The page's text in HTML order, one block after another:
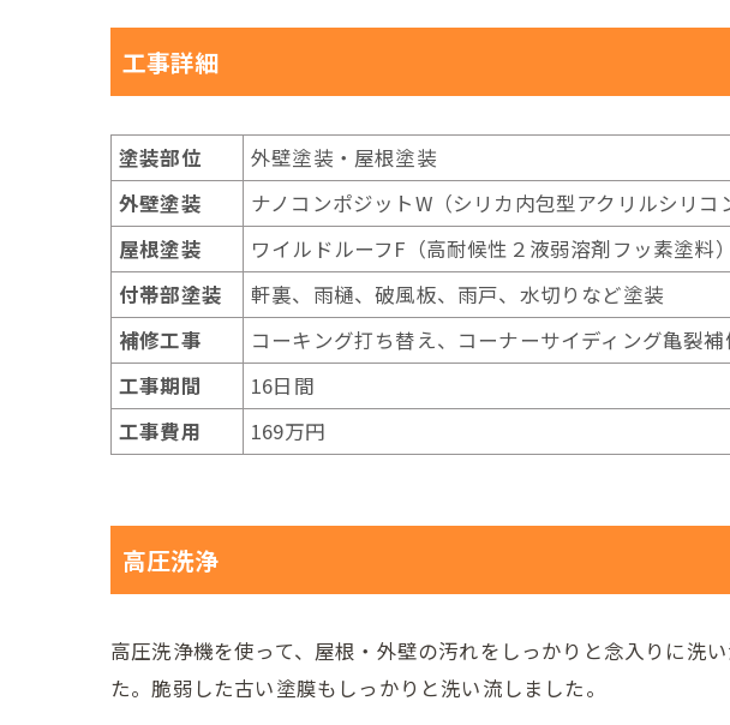
工事詳細
塗装部位
外壁塗装・屋根塗装
外壁塗装
ナノコンポジットW（シリカ内包型アクリルシリ
屋根塗装
ワイルドルーフF（高耐候性２液弱溶剤フッ素塗料
付帯部塗装
軒裏、雨樋、破風板、雨戸、水切りなど塗装
補修工事
コーキング打ち替え、コーナーサイディング亀裂
工事期間
16日間
工事費用
169万円
高圧洗浄
高圧洗浄機を使って、屋根・外壁の汚れをしっかりと念入りに洗
た。脆弱した古い塗膜もしっかりと洗い流しました。